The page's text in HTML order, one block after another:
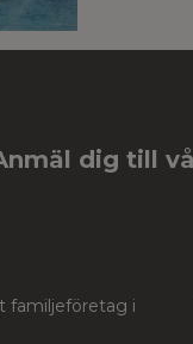
dig till
familjeföretag i